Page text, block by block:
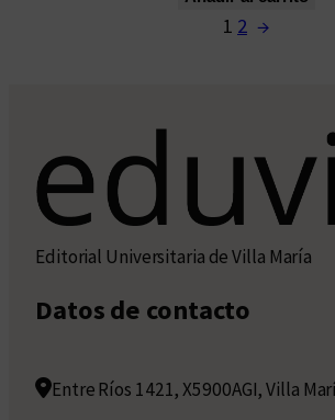
1 2 →
Editorial Universitaria de Villa María
Datos de contacto
Entre Ríos 1421, X5900AGI, Villa